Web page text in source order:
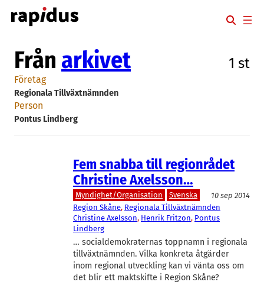
Hoppa
till
Från arkivet 1 st
Företag
Regionala Tillväxtnämnden
Person
Pontus Lindberg
Fem snabba till regionrådet
Christine Axelsson…
Myndighet/Organisation Svenska
10 sep 2014
Region Skåne, Regionala Tillväxtnämnden
Christine Axelsson, Henrik Fritzon, Pontus
Lindberg
… socialdemokraternas toppnamn i regionala
tillväxtnämnden. Vilka konkreta åtgärder
inom regional utveckling kan vi vänta oss om
det blir ett maktskifte i Region Skåne?